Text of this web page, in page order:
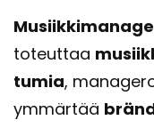
to­teut­taa
tu­mia,
ym­mär­tää